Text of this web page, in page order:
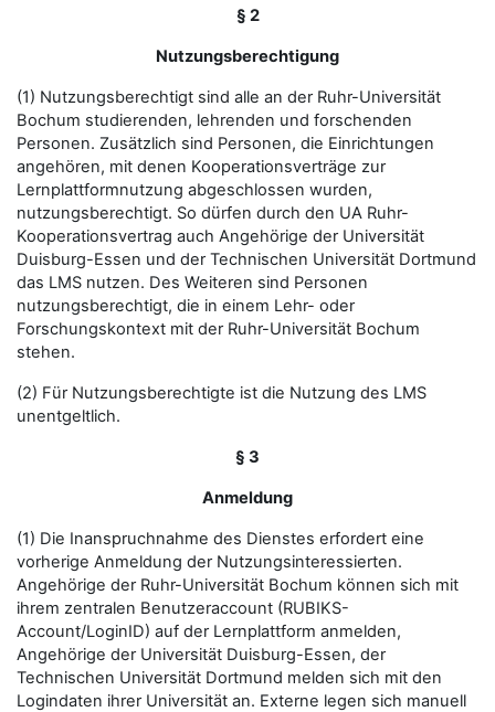
§ 2
Nutzungsberechtigung
(1) Nutzungsberechtigt sind alle an der Ruhr-Universität
Bochum studierenden, lehrenden und forschenden
Personen. Zusätzlich sind Personen, die Einrichtungen
angehören, mit denen Kooperationsverträge zur
Lernplattformnutzung abgeschlossen wurden,
nutzungsberechtigt. So dürfen durch den UA Ruhr-
Kooperationsvertrag auch Angehörige der Universität
Duisburg-Essen und der Technischen Universität Dortmund
das LMS nutzen. Des Weiteren sind Personen
nutzungsberechtigt, die in einem Lehr- oder
Forschungskontext mit der Ruhr-Universität Bochum
stehen.
(2) Für Nutzungsberechtigte ist die Nutzung des LMS
unentgeltlich.
§ 3
Anmeldung
(1) Die Inanspruchnahme des Dienstes erfordert eine
vorherige Anmeldung der Nutzungsinteressierten.
Angehörige der Ruhr-Universität Bochum können sich mit
ihrem zentralen Benutzeraccount (RUBIKS-
Account/LoginID) auf der Lernplattform anmelden,
Angehörige der Universität Duisburg-Essen, der
Technischen Universität Dortmund melden sich mit den
Logindaten ihrer Universität an. Externe legen sich manuell